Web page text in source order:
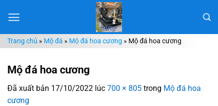
đến
dungTrang chủ » Mộ đá » Mộ đá hoa cương » Mộ đá hoa cương
Mộ đá hoa cương
Đã xuất bản 17/10/2022 lúc 700 × 805 trong Mộ đá hoa
cương